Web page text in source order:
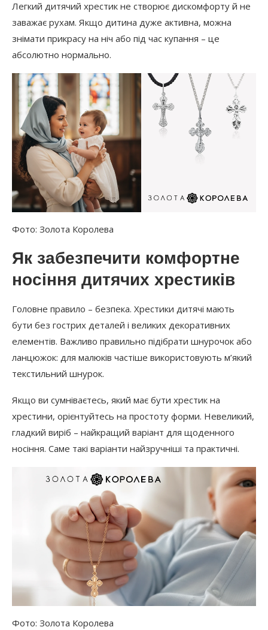
Легкий дитячий хрестик не створює дискомфорту й не
заважає рухам. Якщо дитина дуже активна, можна
знімати прикрасу на ніч або під час купання – це
абсолютно нормально.
Фото: Золота Королева
Як забезпечити комфортне
носіння дитячих хрестиків
Головне правило – безпека. Хрестики дитячі мають
бути без гострих деталей і великих декоративних
елементів. Важливо правильно підібрати шнурочок або
ланцюжок: для малюків частіше використовують м’який
текстильний шнурок.
Якщо ви сумніваєтесь, який має бути хрестик на
хрестини, орієнтуйтесь на простоту форми. Невеликий,
гладкий виріб – найкращий варіант для щоденного
носіння. Саме такі варіанти найзручніші та практичні.
Фото: Золота Королева